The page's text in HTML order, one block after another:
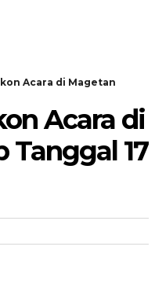
Acara di Magetan
Acara di
Tanggal 17